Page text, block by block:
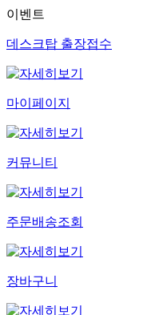
이벤트
데스크탑 출장접수
마이페이지
커뮤니티
주문배송조회
장바구니